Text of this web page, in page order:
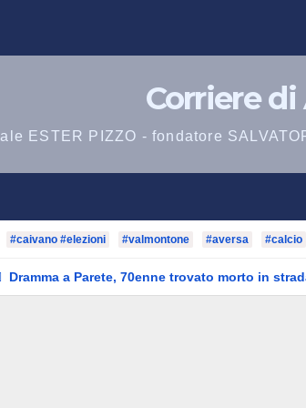
Corriere
ESTER PIZZO - fondatore
#caivano #elezioni #valmontone #aversa #calcio
Dramma a Parete, 70enne trovato morto in